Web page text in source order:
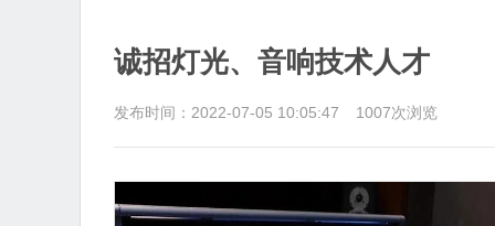
诚招灯光、音响技术人才
发布时间：2022-07-05 10:05:47 1007次浏览